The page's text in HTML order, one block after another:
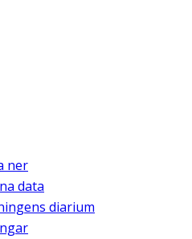
ner
data
diarium